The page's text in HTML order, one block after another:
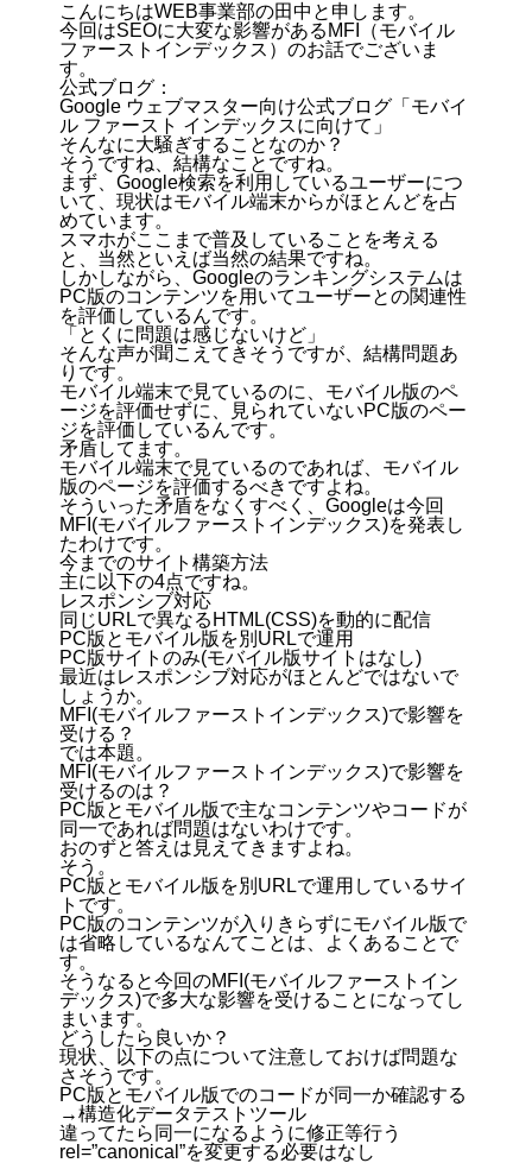
こんにちはWEB事業部の田中と申します。
今回はSEOに大変な影響があるMFI（モバイル
ファーストインデックス）のお話でございま
す。
公式ブログ：
Google ウェブマスター向け公式ブログ「モバイ
ル ファースト インデックスに向けて」
そんなに大騒ぎすることなのか？
そうですね、結構なことですね。
まず、Google検索を利用しているユーザーにつ
いて、現状はモバイル端末からがほとんどを占
めています。
スマホがここまで普及していることを考える
と、当然といえば当然の結果ですね。
しかしながら、Googleのランキングシステムは
PC版のコンテンツを用いてユーザーとの関連性
を評価しているんです。
「とくに問題は感じないけど」
そんな声が聞こえてきそうですが、結構問題あ
りです。
モバイル端末で見ているのに、モバイル版のペ
ージを評価せずに、見られていないPC版のペー
ジを評価しているんです。
矛盾してます。
モバイル端末で見ているのであれば、モバイル
版のページを評価するべきですよね。
そういった矛盾をなくすべく、Googleは今回
MFI(モバイルファーストインデックス)を発表し
たわけです。
今までのサイト構築方法
主に以下の4点ですね。
レスポンシブ対応
同じURLで異なるHTML(CSS)を動的に配信
PC版とモバイル版を別URLで運用
PC版サイトのみ(モバイル版サイトはなし)
最近はレスポンシブ対応がほとんどではないで
しょうか。
MFI(モバイルファーストインデックス)で影響を
受ける？
では本題。
MFI(モバイルファーストインデックス)で影響を
受けるのは？
PC版とモバイル版で主なコンテンツやコードが
同一であれば問題はないわけです。
おのずと答えは見えてきますよね。
そう。
PC版とモバイル版を別URLで運用しているサイ
トです。
PC版のコンテンツが入りきらずにモバイル版で
は省略しているなんてことは、よくあることで
す。
そうなると今回のMFI(モバイルファーストイン
デックス)で多大な影響を受けることになってし
まいます。
どうしたら良いか？
現状、以下の点について注意しておけば問題な
さそうです。
PC版とモバイル版でのコードが同一か確認する
→構造化データテストツール
違ってたら同一になるように修正等行う
rel=”canonical”を変更する必要はなし